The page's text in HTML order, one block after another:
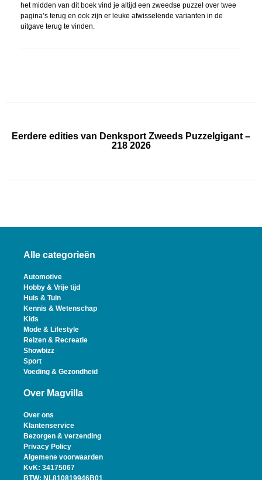
het midden van dit boek vind je altijd een zweedse puzzel over twee
pagina’s terug en ook zijn er leuke afwisselende varianten in de
uitgave terug te vinden.
Eerdere edities van Denksport Zweeds Puzzelgigant –
218 2026
Alle categorieën
Automotive
Hobby & Vrije tijd
Huis & Tuin
Kennis & Wetenschap
Kids
Mode & Lifestyle
Reizen & Recreatie
Showbizz
Sport
Voeding & Gezondheid
Over Magvilla
Over ons
Klantenservice
Bezorgen & verzending
Privacy Policy
Algemene voorwaarden
KvK: 34175067
BTW: NL810819946B01